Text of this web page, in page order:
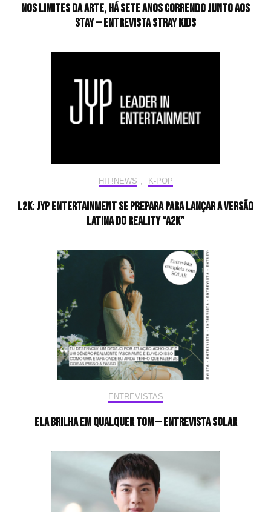
Nos limites da arte, há sete anos correndo junto aos
STAY — Entrevista Stray Kids
HIT!NEWS , K-POP
L2K: JYP Entertainment se prepara para lançar a versão
latina do reality “A2K”
ENTREVISTAS
Ela brilha em qualquer tom — Entrevista Solar